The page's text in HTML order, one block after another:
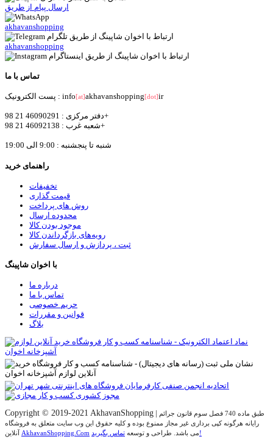
ارسال پیام از طریق
akhavanshopping
akhavanshopping
تماس با ما
پست الکترونیک : info[at]akhavanshopping[dot]ir
دفتر مرکزی : 46090291 21 98+
شعبه غرب : 46092138 21 98+
شنبه تا پنجشنبه : 9:00 الی 19:00
راهنمای خرید
تخفیفات
قیمت گذاری
روش های پرداخت
محدوده ارسال
موجود بودن کالا
رویه‌های بازگرداندن کالا
ثبت ، پردازش و ارسال سفارش
با اخوان شاپینگ
درباره ما
تماس با ما
حریم خصوصی
قوانین و مقررات
بلاگ
Copyright © 2019-2021 AkhavanShopping | طبق ماده 740 فصل سوم قانون جرائم
رایانه هرگونه کپی برداری غیر مجاز ممنوع بوده و کلیه حقوق اين وب سايت متعلق به فروشگاه
AkhavanShopping.Com می باشد. طراحی و توسعهتماس بگیرید!